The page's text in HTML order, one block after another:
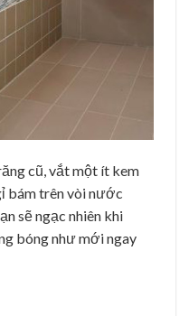
cũ, vắt một ít kem
bám trên vòi nước
sẽ ngạc nhiên khi
bóng như mới ngay